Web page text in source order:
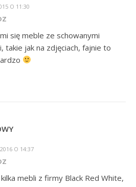
O 11:30
się meble ze schowanymi
takie jak na zdjęciach, fajnie to
O 14:37
mebli z firmy Black Red White,